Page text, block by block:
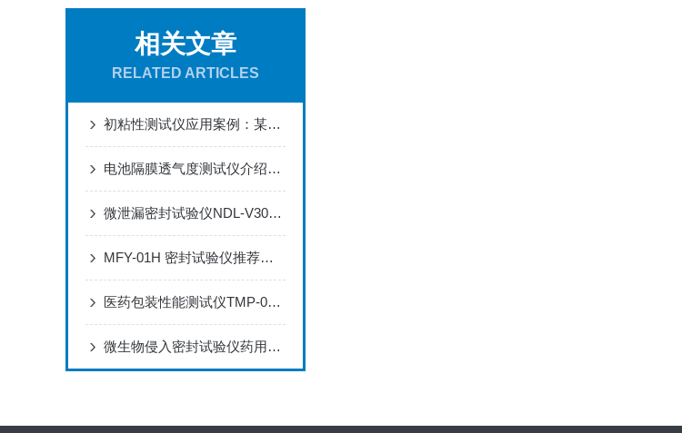
相关文章
RELATED ARTICLES
初粘性测试仪应用案例：某智能手机屏幕保护膜新品研发的品质锚定
电池隔膜透气度测试仪介绍及行业应用
微泄漏密封试验仪NDL-V301在预充式注射器在线全检中的具体解决方案
MFY-01H 密封试验仪推荐：高性价比包装密封检测解决方案
医药包装性能测试仪TMP-02选购技术解析
微生物侵入密封试验仪药用泡罩包装动态密封完整性验证方案